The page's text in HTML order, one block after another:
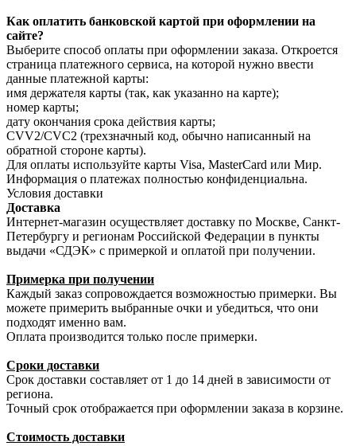
Как оплатить банковской картой при оформлении на
сайте?
Выберите способ оплаты при оформлении заказа. Откроется
страница платежного сервиса, на которой нужно ввести
данные платежной карты:
имя держателя карты (так, как указанно на карте);
номер карты;
дату окончания срока действия карты;
CVV2/CVC2 (трехзначный код, обычно написанный на
обратной стороне карты).
Для оплаты используйте карты Visa, MasterCard или Мир.
Информация о платежах полностью конфиденциальна.
Условия доставки
Доставка
Интернет-магазин осуществляет доставку по Москве, Санкт-
Петербургу и регионам Российской Федерации в пункты
выдачи «СДЭК» с примеркой и оплатой при получении.
Примерка при получении
Каждый заказ сопровождается возможностью примерки. Вы
можете примерить выбранные очки и убедиться, что они
подходят именно вам.
Оплата производится только после примерки.
Сроки доставки
Срок доставки составляет от 1 до 14 дней в зависимости от
региона.
Точный срок отображается при оформлении заказа в корзине.
Стоимость доставки